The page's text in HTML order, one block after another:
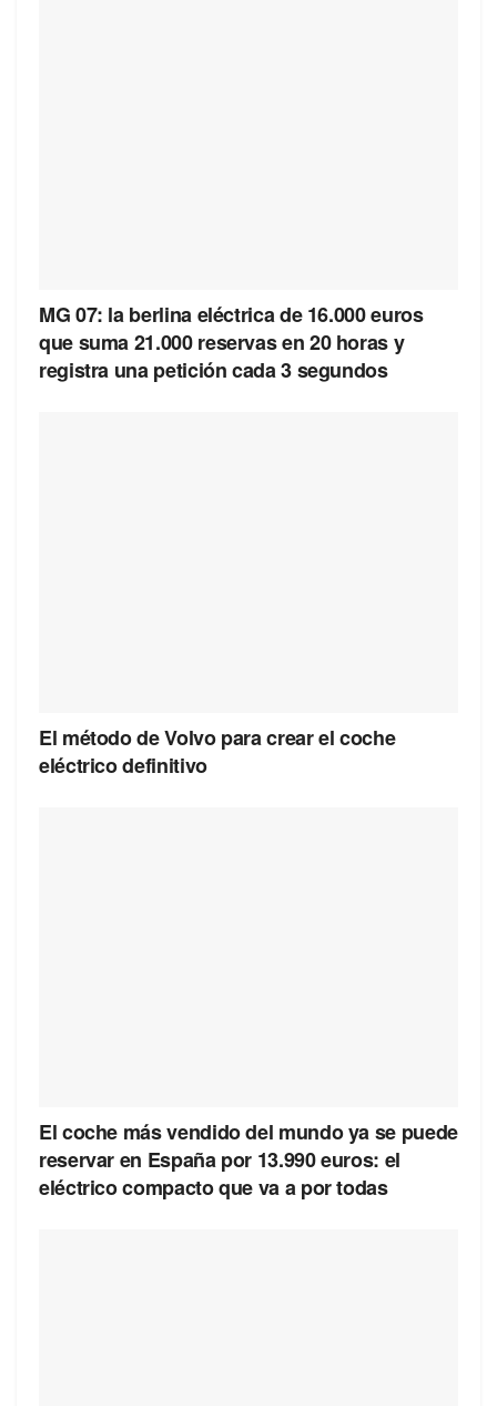
MG 07: la berlina eléctrica de 16.000 euros
que suma 21.000 reservas en 20 horas y
registra una petición cada 3 segundos
El método de Volvo para crear el coche
eléctrico definitivo
El coche más vendido del mundo ya se puede
reservar en España por 13.990 euros: el
eléctrico compacto que va a por todas